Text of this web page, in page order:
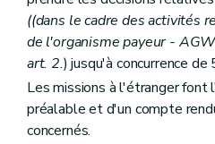
((dans le cadre des activités
de l'organisme payeur -
art. 2.) jusqu'à concurrence de
Les missions à l'étranger font
préalable et d'un compte
concernés.